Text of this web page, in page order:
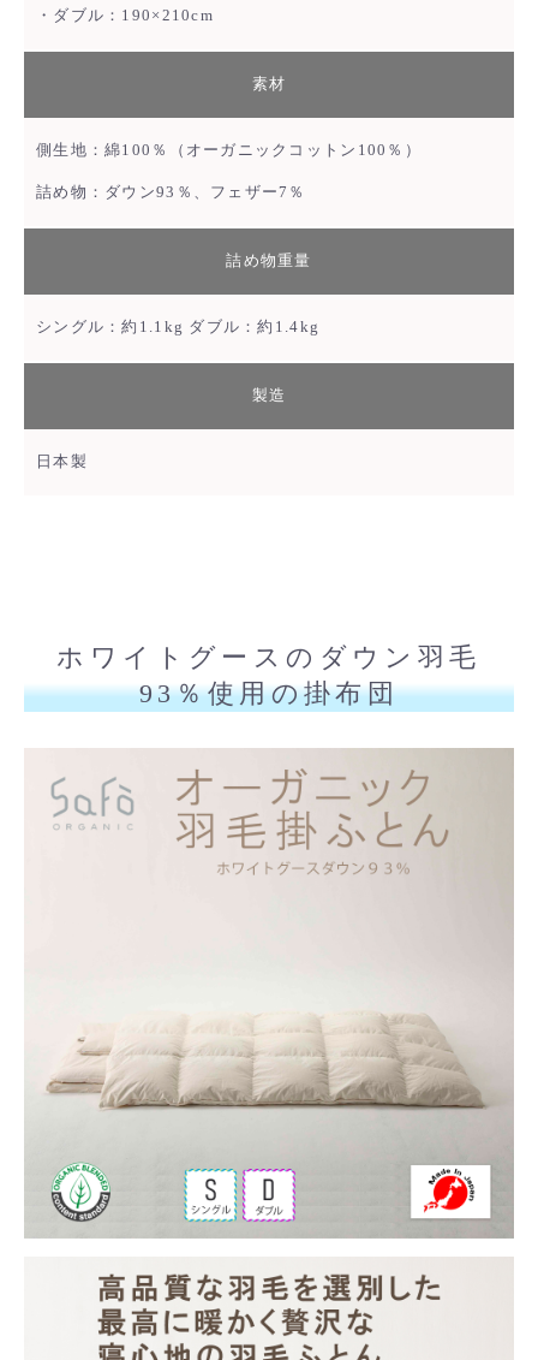
・ダブル：190×210cm
素材
側生地：綿100％（オーガニックコットン100％）
詰め物：ダウン93％、フェザー7％
詰め物重量
シングル：約1.1kg ダブル：約1.4kg
製造
日本製
ホワイトグースのダウン羽毛
93％使用の掛布団